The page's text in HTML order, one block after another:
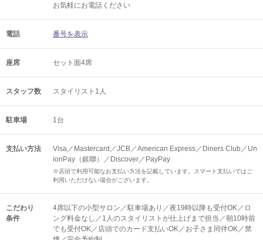
お気軽にお電話ください
電話 番号を表示
座席 セット面4席
スタッフ数 スタイリスト1人
駐車場 1台
支払い方法
Visa／Mastercard／JCB／American Express／Diners Club／Un
ionPay（銀聯）／Discover／PayPay
※店頭で利用可能なお支払い方法を記載しています。スマート支払いではご
利用いただけない場合がございます。
こだわり
条件
4席以下の小型サロン／駐車場あり／夜19時以降も受付OK／ロ
ング料金なし／1人のスタイリストが仕上げまで担当／朝10時前
でも受付OK／店頭でのカード支払いOK／お子さま同伴OK／禁